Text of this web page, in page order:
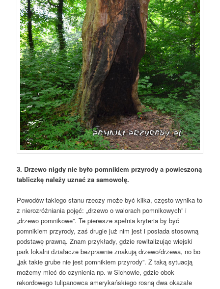
3. Drzewo nigdy nie było pomnikiem przyrody a powieszoną
tabliczkę należy uznać za samowolę.
Powodów takiego stanu rzeczy może być kilka, często wynika to
z nierozróżniania pojęć: „drzewo o walorach pomnikowych” i
„drzewo pomnikowe”. Te pierwsze spełnia kryteria by być
pomnikiem przyrody, zaś drugie już nim jest i posiada stosowną
podstawę prawną. Znam przykłady, gdzie rewitalizując wiejski
park lokalni działacze bezprawnie znakują drzewo/drzewa, no bo
„jak takie grube nie jest pomnikiem przyrody”. Z taką sytuacją
możemy mieć do czynienia np. w Sichowie, gdzie obok
rekordowego tulipanowca amerykańskiego rosną dwa okazałe